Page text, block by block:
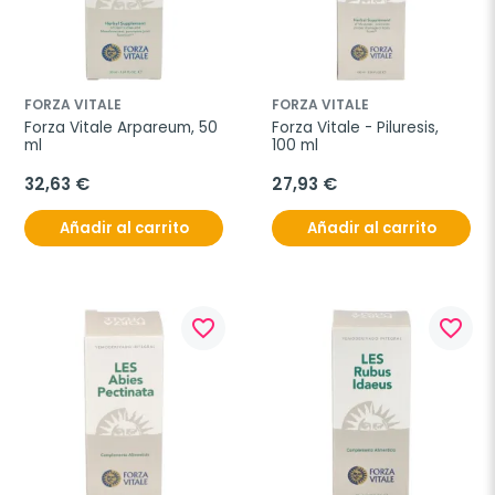
FORZA VITALE
Forza Vitale Arpareum, 50
ml
32,63 €
Añadir al carrito
FORZA VITALE
Forza Vitale - Piluresis,
100 ml
27,93 €
Añadir al carrito
favorite_border favorite_border